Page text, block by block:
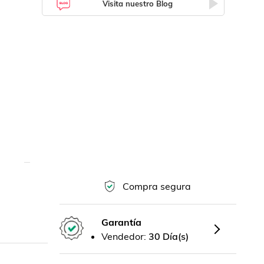
Visita nuestro Blog
Compra segura
Garantía
Vendedor: 30 Día(s)